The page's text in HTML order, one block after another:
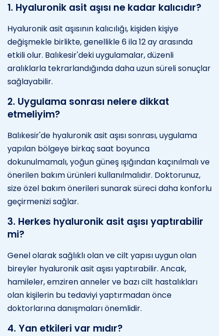
1. Hyaluronik asit aşısı ne kadar kalıcıdır?
Hyaluronik asit aşısının kalıcılığı, kişiden kişiye
değişmekle birlikte, genellikle 6 ila 12 ay arasında
etkili olur. Balıkesir'deki uygulamalar, düzenli
aralıklarla tekrarlandığında daha uzun süreli sonuçlar
sağlayabilir.
2. Uygulama sonrası nelere dikkat
etmeliyim?
Balıkesir'de hyaluronik asit aşısı sonrası, uygulama
yapılan bölgeye birkaç saat boyunca
dokunulmamalı, yoğun güneş ışığından kaçınılmalı ve
önerilen bakım ürünleri kullanılmalıdır. Doktorunuz,
size özel bakım önerileri sunarak süreci daha konforlu
geçirmenizi sağlar.
3. Herkes hyaluronik asit aşısı yaptırabilir
mi?
Genel olarak sağlıklı olan ve cilt yapısı uygun olan
bireyler hyaluronik asit aşısı yaptırabilir. Ancak,
hamileler, emziren anneler ve bazı cilt hastalıkları
olan kişilerin bu tedaviyi yaptırmadan önce
doktorlarına danışmaları önemlidir.
4. Yan etkileri var mıdır?